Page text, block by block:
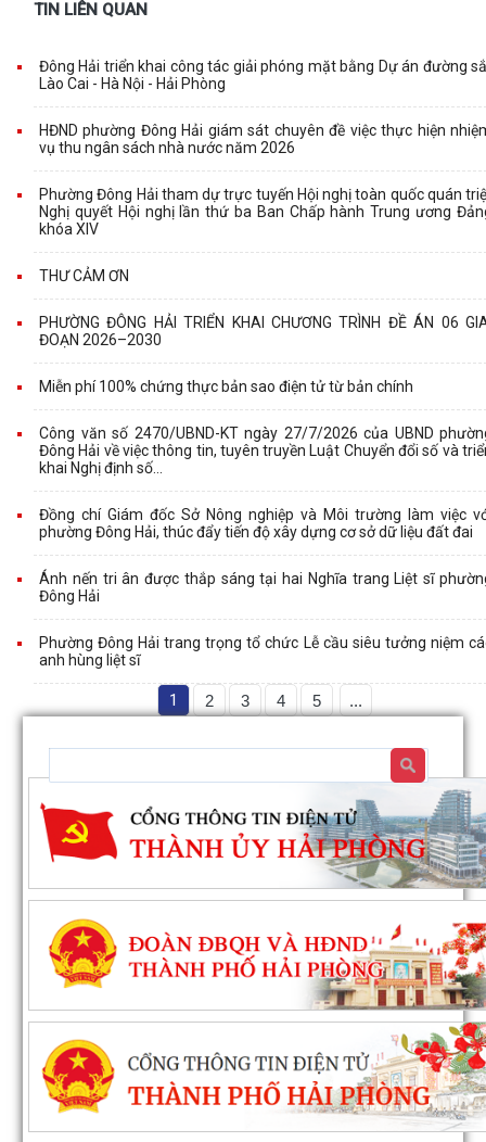
TIN LIÊN QUAN
Đông Hải triển khai công tác giải phóng mặt bằng Dự án đường
Lào Cai - Hà Nội - Hải Phòng
HĐND phường Đông Hải giám sát chuyên đề việc thực hiện
vụ thu ngân sách nhà nước năm 2026
Phường Đông Hải tham dự trực tuyến Hội nghị toàn quốc quán
Nghị quyết Hội nghị lần thứ ba Ban Chấp hành Trung ương
khóa XIV
THƯ CẢM ƠN
PHƯỜNG ĐÔNG HẢI TRIỂN KHAI CHƯƠNG TRÌNH ĐỀ ÁN 06
ĐOẠN 2026–2030
Miễn phí 100% chứng thực bản sao điện tử từ bản chính
Công văn số 2470/UBND-KT ngày 27/7/2026 của UBND
Đông Hải về việc thông tin, tuyên truyền Luật Chuyển đổi số và
khai Nghị định số...
Đồng chí Giám đốc Sở Nông nghiệp và Môi trường làm việc
phường Đông Hải, thúc đẩy tiến độ xây dựng cơ sở dữ liệu đất đai
Ánh nến tri ân được thắp sáng tại hai Nghĩa trang Liệt sĩ
Đông Hải
Phường Đông Hải trang trọng tổ chức Lễ cầu siêu tưởng niệm
anh hùng liệt sĩ
1 2 3 4 5 ...